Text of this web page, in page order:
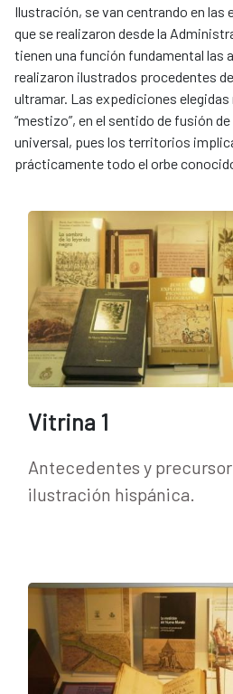
Ilustración, se van centrando en
que se realizaron desde la
tienen una función fundamental las
realizaron ilustrados procedentes
ultramar. Las expediciones
“mestizo”, en el sentido de fusión
universal, pues los territorios
prácticamente todo el orbe
Vitrina 1
Antecedentes y
ilustración hispánica.